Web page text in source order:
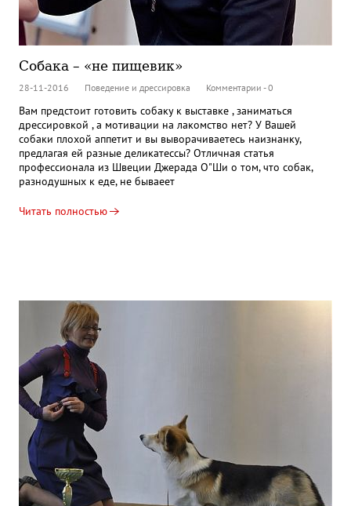
Собака – «не пищевик»
28-11-2016 Поведение и дрессировка Комментарии - 0
Вам предстоит готовить собаку к выставке , заниматься
дрессировкой , а мотивации на лакомство нет? У Вашей
собаки плохой аппетит и вы выворачиваетесь наизнанку,
предлагая ей разные деликатессы? Отличная статья
профессионала из Швеции Джерада О"Ши о том, что собак,
разнодушных к еде, не бываеет
Читать полностью